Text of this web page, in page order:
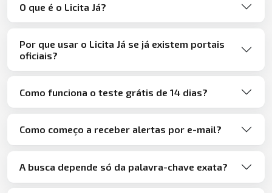
O que é o Licita Já?
Por que usar o Licita Já se já existem portais
oficiais?
Como funciona o teste grátis de 14 dias?
Como começo a receber alertas por e-mail?
A busca depende só da palavra-chave exata?